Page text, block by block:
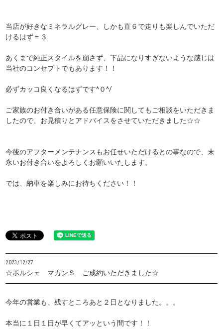
当店が好きなミネラルグレー、しかも直６で走りも楽しんでいただ
けるはず＝３
あくまで純正スタイルを崩さず、下品になりすぎないような感じは
当社のコンセプトでもあります！！
必ずカッコ良くなるはずです^０^/
ご家族のお付き合いがある任意保険に関してもご相談をいただきま
したので、お見積りとアドバイスをさせていただきました☆☆
今後のアフターメンテナンスもお任せいただけるとの事なので、末
永いお付き合いをよろしくお願いいたします。
では、納車を楽しみにお待ちください！！
2023/12/27
☆ポルシェ マカンＳ ご成約いただきました☆
今年の営業も、残すところあと２日となりました。。。
本当に１日１日が早くてアッという間です！！